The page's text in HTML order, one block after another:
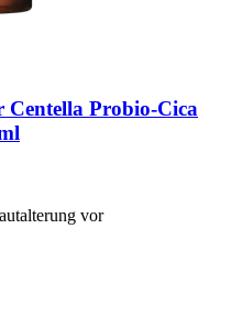
Centella Probio-​Cica
vor